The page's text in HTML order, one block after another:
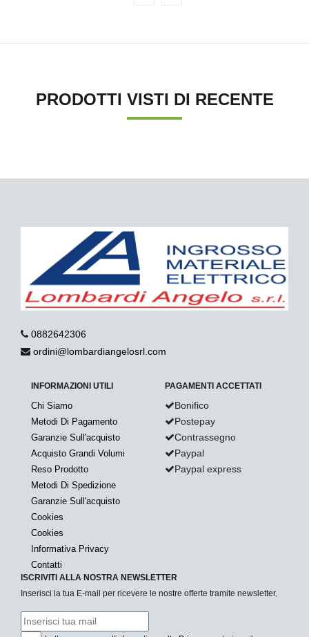
PRODOTTI VISTI DI RECENTE
0882642306
ordini@lombardiangelosrl.com
INFORMAZIONI UTILI
Chi Siamo
Metodi Di Pagamento
Garanzie Sull'acquisto
Acquisto Grandi Volumi
Reso Prodotto
Metodi Di Spedizione
Garanzie Sull'acquisto
Cookies
Cookies
Informativa Privacy
Contatti
PAGAMENTI ACCETTATI
Bonifico
Postepay
Contrassegno
Paypal
Paypal express
ISCRIVITI ALLA NOSTRA NEWSLETTER
Inserisci la tua E-mail per ricevere le nostre offerte tramite newsletter.